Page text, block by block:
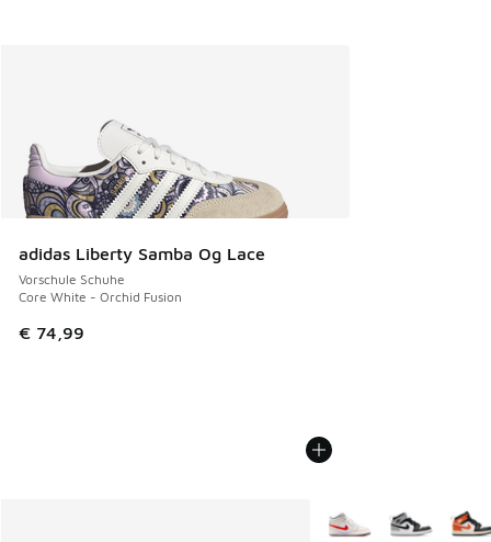
adidas Liberty Samba Og Lace
Vorschule Schuhe
Core White - Orchid Fusion
€ 74,99
Weitere Farben